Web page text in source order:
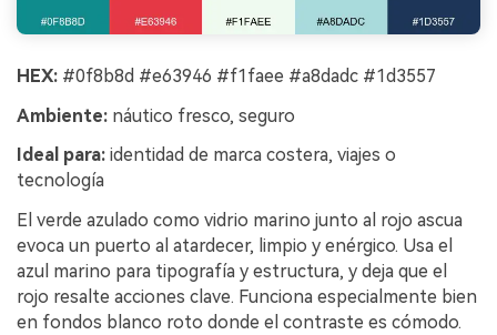
HEX: #0f8b8d #e63946 #f1faee #a8dadc #1d3557
Ambiente: náutico fresco, seguro
Ideal para: identidad de marca costera, viajes o
tecnología
El verde azulado como vidrio marino junto al rojo ascua
evoca un puerto al atardecer, limpio y enérgico. Usa el
azul marino para tipografía y estructura, y deja que el
rojo resalte acciones clave. Funciona especialmente bien
en fondos blanco roto donde el contraste es cómodo.